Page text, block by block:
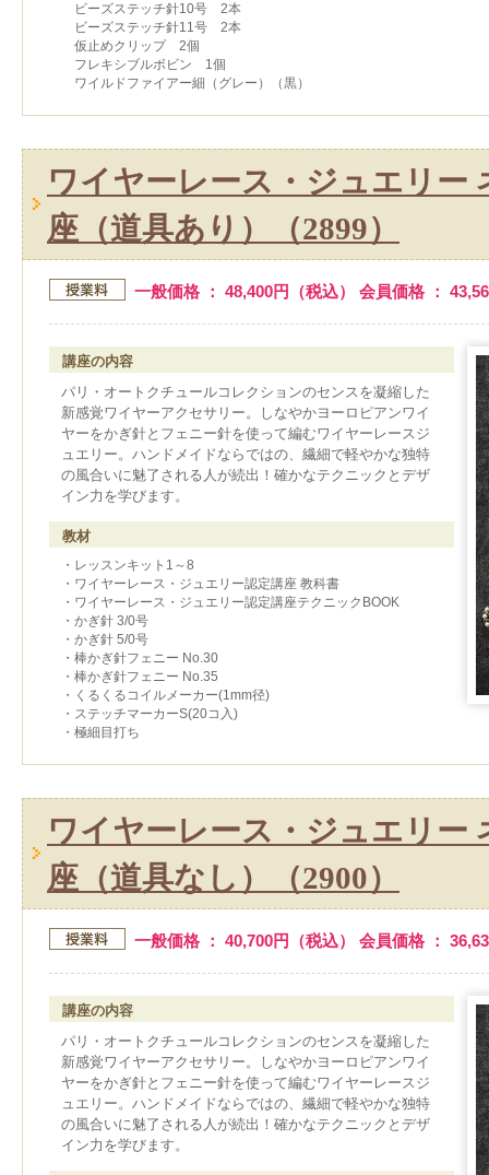
ビーズステッチ針10号 2本
ビーズステッチ針11号 2本
仮止めクリップ 2個
フレキシブルボビン 1個
ワイルドファイアー細（グレー）（黒）
ワイヤーレース・ジュエリー
座（道具あり）（2899）
一般価格 ： 48,400円（税込） 会員価格 ：
講座の内容
パリ・オートクチュールコレクションのセンスを凝縮した
新感覚ワイヤーアクセサリー。しなやかヨーロピアンワイ
ヤーをかぎ針とフェニー針を使って編むワイヤーレースジ
ュエリー。ハンドメイドならではの、繊細で軽やかな独特
の風合いに魅了される人が続出！確かなテクニックとデザ
イン力を学びます。
教材
・レッスンキット1～8
・ワイヤーレース・ジュエリー認定講座 教科書
・ワイヤーレース・ジュエリー認定講座テクニックBOOK
・かぎ針 3/0号
・かぎ針 5/0号
・棒かぎ針フェニー No.30
・棒かぎ針フェニー No.35
・くるくるコイルメーカー(1mm径)
・ステッチマーカーS(20コ入)
・極細目打ち
ワイヤーレース・ジュエリー
座（道具なし）（2900）
一般価格 ： 40,700円（税込） 会員価格 ：
講座の内容
パリ・オートクチュールコレクションのセンスを凝縮した
新感覚ワイヤーアクセサリー。しなやかヨーロピアンワイ
ヤーをかぎ針とフェニー針を使って編むワイヤーレースジ
ュエリー。ハンドメイドならではの、繊細で軽やかな独特
の風合いに魅了される人が続出！確かなテクニックとデザ
イン力を学びます。